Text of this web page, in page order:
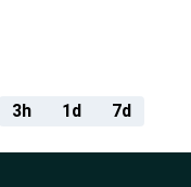
3h 1d 7d